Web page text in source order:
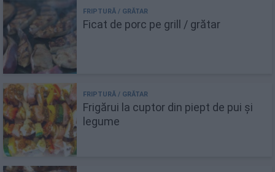
Ficat de porc pe grill / grătar
Frigărui la cuptor din piept de pui și
legume